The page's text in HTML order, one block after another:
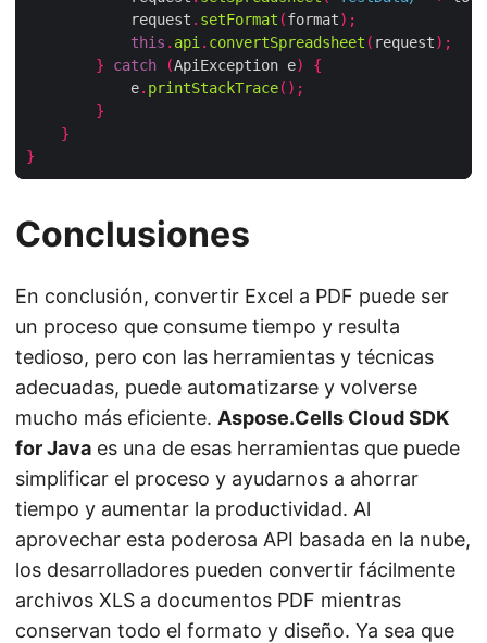
            request
. setFormat (format);
this . api . convertSpreadsheet ( request);
}
catch (ApiException e)
{
            e
. printStackTrace();
}
}
}
Conclusiones
En conclusión, convertir Excel a PDF puede ser
un proceso que consume tiempo y resulta
tedioso, pero con las herramientas y técnicas
adecuadas, puede automatizarse y volverse
mucho más eficiente. Aspose.Cells Cloud SDK
for Java es una de esas herramientas que puede
simplificar el proceso y ayudarnos a ahorrar
tiempo y aumentar la productividad. Al
aprovechar esta poderosa API basada en la nube,
los desarrolladores pueden convertir fácilmente
archivos XLS a documentos PDF mientras
conservan todo el formato y diseño. Ya sea que